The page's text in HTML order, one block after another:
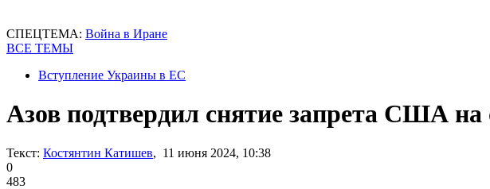
СПЕЦТЕМА: Война в Иране
ВСЕ ТЕМЫ
Вступление Украины в ЕС
Азов подтвердил снятие запрета США на
Текст: Костянтин Катишев, 11 июня 2024, 10:38
0
483